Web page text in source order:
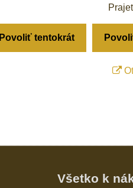
Povoliť tentokrát
Všetko k